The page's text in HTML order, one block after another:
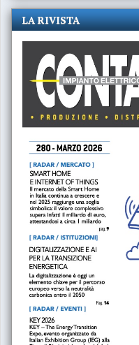
LA RIVISTA